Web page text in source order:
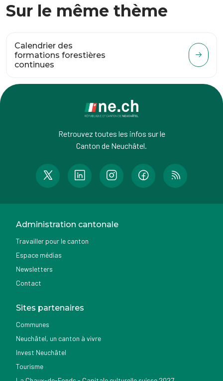
Sur le même thème
Calendrier des
formations forestières
continues
Retrouvez toutes les infos sur le
Canton de Neuchâtel.
Administration cantonale
Travailler pour le canton
Espace médias
Newsletters
Contact
Sites partenaires
Communes
Neuchâtel, un canton à vivre
Invest Neuchâtel
Tourisme